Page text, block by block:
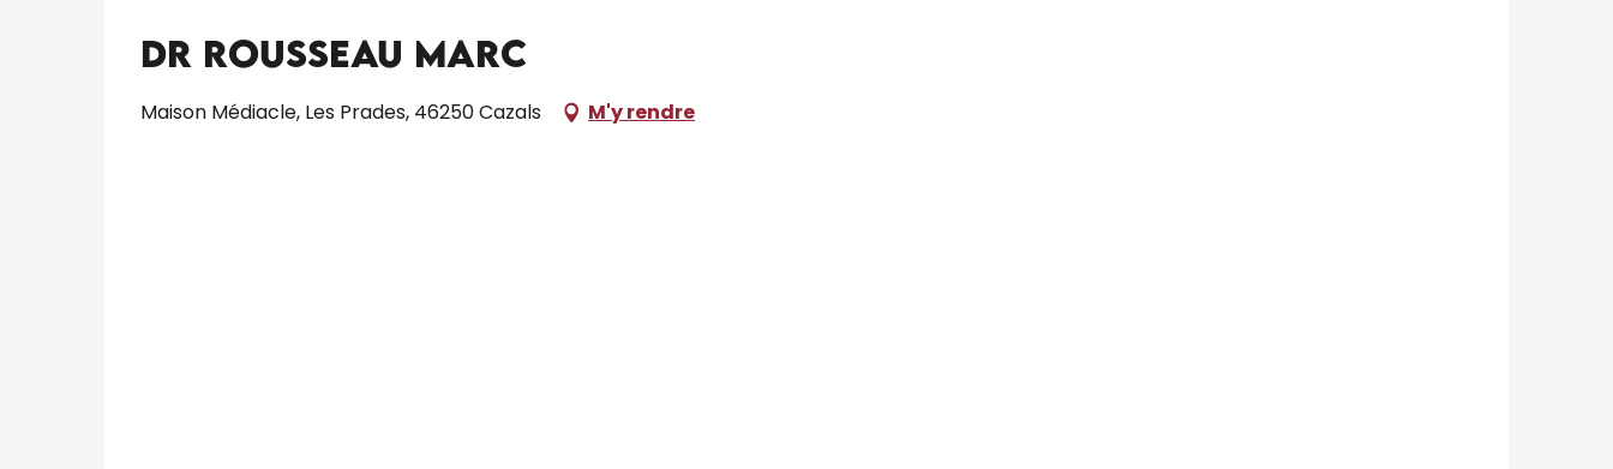
Dr Rousseau Marc
Maison Médiacle, Les Prades, 46250 Cazals M'y rendre